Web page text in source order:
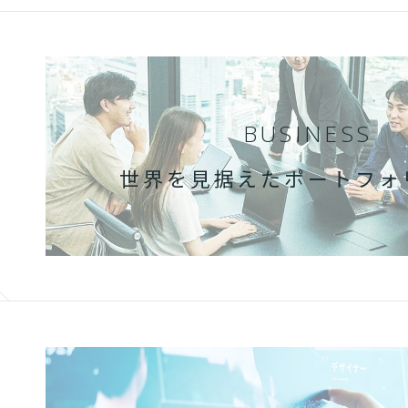
BUSINESS
世界を見据えたポートフ